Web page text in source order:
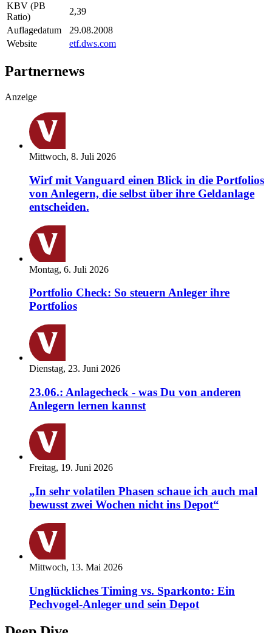
KBV (PB
Ratio)
2,39
Auflagedatum
29.08.2008
Website
etf.dws.com
Partnernews
Anzeige
Mittwoch, 8. Juli 2026
Wirf mit Vanguard einen Blick in die Portfolios
von Anlegern, die selbst über ihre Geldanlage
entscheiden.
Montag, 6. Juli 2026
Portfolio Check: So steuern Anleger ihre
Portfolios
Dienstag, 23. Juni 2026
23.06.: Anlagecheck - was Du von anderen
Anlegern lernen kannst
Freitag, 19. Juni 2026
„In sehr volatilen Phasen schaue ich auch mal
bewusst zwei Wochen nicht ins Depot“
Mittwoch, 13. Mai 2026
Unglückliches Timing vs. Sparkonto: Ein
Pechvogel-Anleger und sein Depot